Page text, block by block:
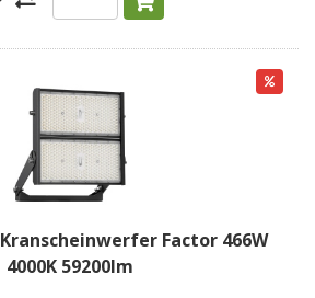
Kranscheinwerfer Factor 466W
4000K 59200lm